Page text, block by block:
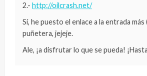
2.- http://oilcrash.net/
Sí, he puesto el enlace a la entrada
puñetera, jejeje.
Ale, ¡a disfrutar lo que se pueda!